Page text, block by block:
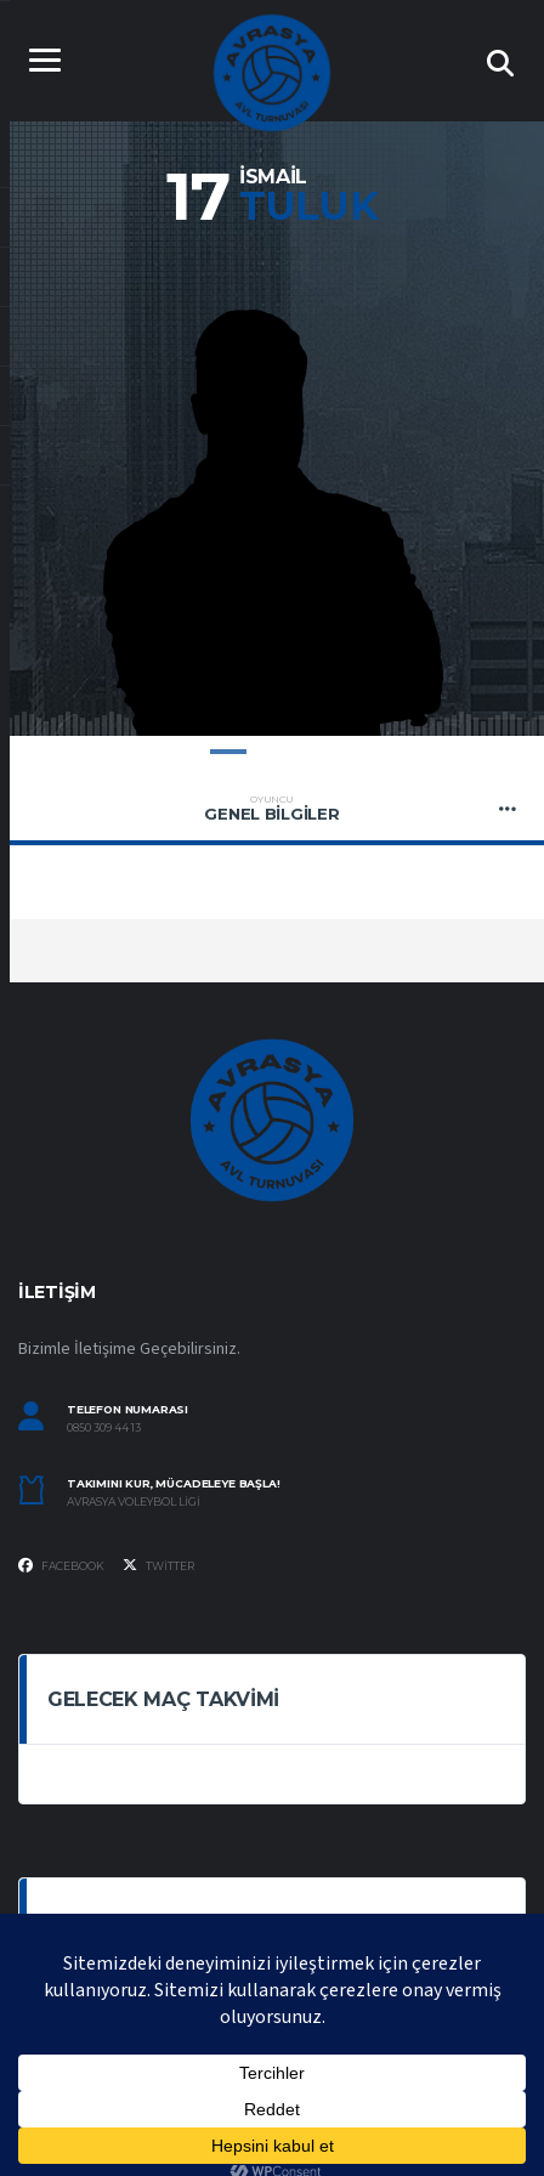
17 İSMAIL
TULUK
OYUNCU
GENEL BILGILER
İLETIŞIM
Bizimle İletişime Geçebilirsiniz.
TELEFON NUMARASI
0850 309 44 13
TAKIMINI KUR, MÜCADELEYE BAŞLA!
AVRASYA VOLEYBOL LIGI
FACEBOOK TWITTER
GELECEK MAÇ TAKVIMI
AVRASYA VOLEYBOL LIGI 2021 | AVRASYA SPORTIF FAALIYETLER ORGANIZASYONUDUR,
TÜM HAKLARI SAKLIDIR.